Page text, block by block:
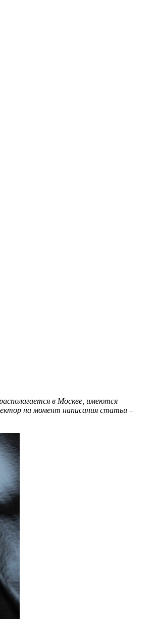
в Москве, имеются
на момент написания статьи –